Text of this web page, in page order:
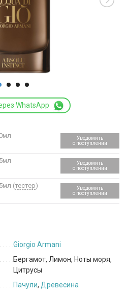
WhatsApp
Уведомить
о поступлении
Уведомить
о поступлении
(тестер)
Уведомить
о поступлении
Giorgio Armani
Бергамот, Лимон, Ноты моря,
Цитрусы
Пачули, Древесина